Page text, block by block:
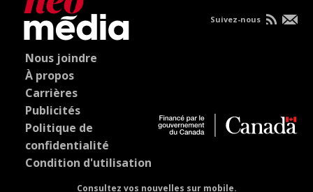
Nous joindre
À propos
Carrières
Publicités
Politique de
confidentialité
Condition d'utilisation
Consultez vos nouvelles sur mobile.
Suivez-nous